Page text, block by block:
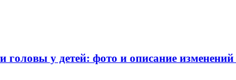
головы у детей: фото и описание